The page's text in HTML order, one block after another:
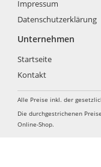
Impressum
Datenschutzerklärung
Unternehmen
Startseite
Kontakt
Alle Preise inkl. der
Die durchgestrichenen
Online-Shop.